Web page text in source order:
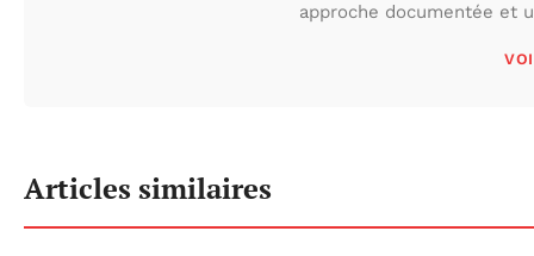
approche documentée et
Articles similaires